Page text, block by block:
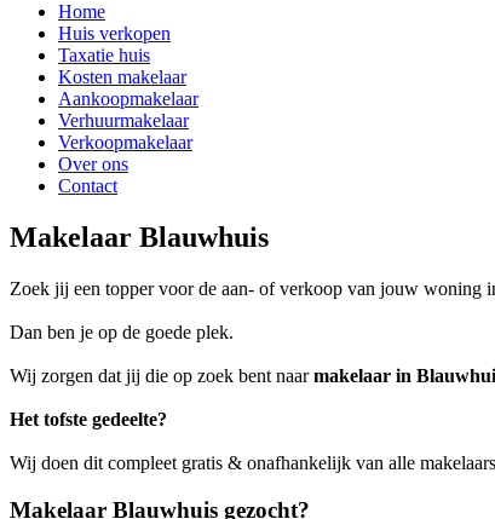
Home
Huis verkopen
Taxatie huis
Kosten makelaar
Aankoopmakelaar
Verhuurmakelaar
Verkoopmakelaar
Over ons
Contact
Makelaar Blauwhuis
Zoek jij een topper voor de aan- of verkoop van jouw woning
Dan ben je op de goede plek.
Wij zorgen dat jij die op zoek bent naarmakelaar in
Het tofste gedeelte?
Wij doen dit compleet gratis & onafhankelijk van alle
Makelaar Blauwhuis gezocht?